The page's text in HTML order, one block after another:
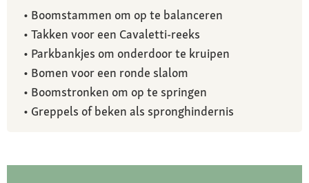
• Boomstammen om op te balanceren
• Takken voor een Cavaletti-reeks
• Parkbankjes om onderdoor te kruipen
• Bomen voor een ronde slalom
• Boomstronken om op te springen
• Greppels of beken als spronghindernis